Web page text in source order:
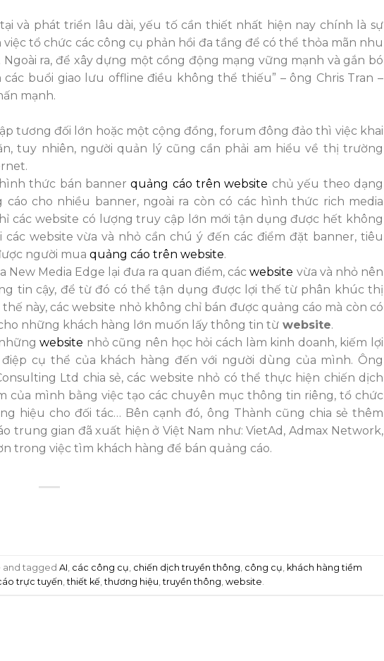
và phát triển lâu dài, yếu tố cần thiết nhất hiện nay chính là sự
tổ chức các công cụ phản hồi đa tầng để có thể thỏa mãn nhu
ra, để xây dựng một cồng động mạng vững mạnh và gắn bó
buổi giao lưu offline điều không thể thiếu” – ông Chris Tran –
mạnh.
tương đối lớn hoặc một cộng đồng, forum đông đảo thì việc khai
tuy nhiên, người quản lý cũng cần phải am hiểu về thị trường
hình thức bán bannerquảng cáo trên website chủ yếu theo dạng
cho nhiều banner, ngoài ra còn có các hình thức rich media
các website có lượng truy cập lớn mới tận dụng được hết không
website vừa và nhỏ cần chú ý đến các điểm đặt banner, tiêu
người mua quảng cáo trên website.
New Media Edge lại đưa ra quan điểm, các website vừa và nhỏ nên
tin cậy, để từ đó có thể tận dụng được lợi thế từ phân khúc thị
này, các website nhỏ không chỉ bán được quảng cáo mà còn có
những khách hàng lớn muốn lấy thông tin từ website.
website nhỏ cũng nên học hỏi cách làm kinh doanh, kiếm lợi
cụ thể của khách hàng đến với người dùng của mình. Ông
Ltd chia sẻ, các website nhỏ có thể thực hiện chiến dịch
mình bằng việc tạo các chuyên mục thông tin riêng, tổ chức
hiệu cho đối tác… Bên cạnh đó, ông Thành cũng chia sẻ thêm
trung gian đã xuất hiện ở Việt Nam như: VietAd, Admax Network,
trong việc tìm khách hàng để bán quảng cáo.
and tagged AI các công cụ chiến dịch truyền thông công cụ khách hàng tiềm
trực tuyến ,thiết kế ,thương hiệu ,truyền thông website